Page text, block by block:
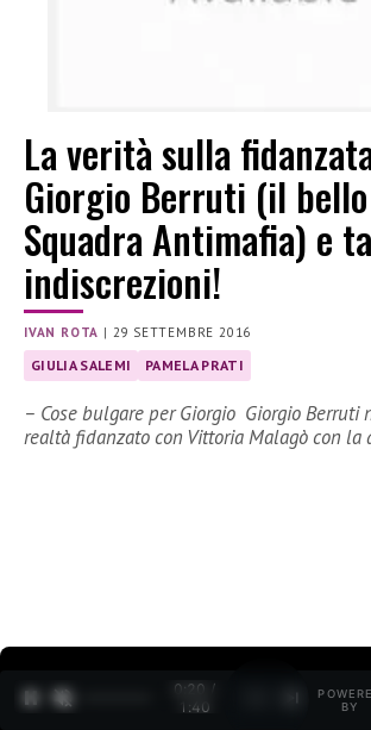
La verità sulla
Giorgio Berruti (il
Squadra Antimafia) e
indiscrezioni!
IVAN ROTA | 29 SETTEMBRE 2016
GIULIA SALEMI PAMELA PRATI
– Cose bulgare per Giorgio Giorgio Berruti
realtà fidanzato con Vittoria Malagò con
0:21 /
1:40
BY